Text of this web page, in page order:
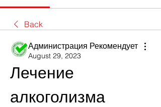
Back
Администрация Рекомендует
August 29, 2023
Лечение
алкоголизма